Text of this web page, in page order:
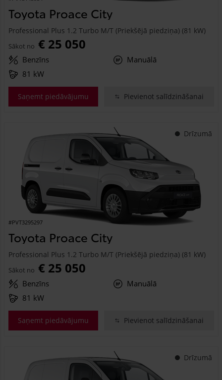
Toyota Proace City
Professional Plus 1.2 Turbo M/T (Priekšējā piedziņa) (81 kW)
Sākot no € 25 050
Benzīns
Manuālā
81 kW
Saņemt piedāvājumu Pievienot salīdzināšanai
Drīzumā
#PVT3295297
Toyota Proace City
Professional Plus 1.2 Turbo M/T (Priekšējā piedziņa) (81 kW)
Sākot no € 25 050
Benzīns
Manuālā
81 kW
Saņemt piedāvājumu Pievienot salīdzināšanai
Drīzumā